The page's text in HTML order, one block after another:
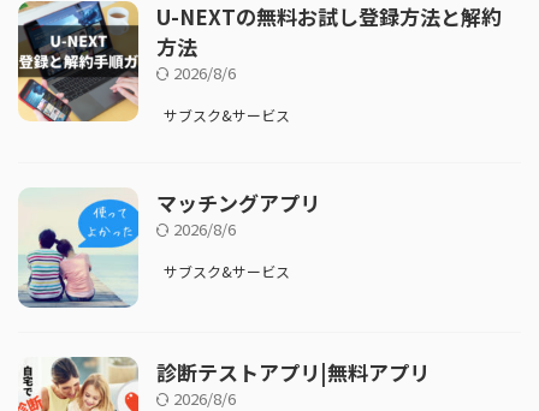
U-NEXTの無料お試し登録方法と解約
方法
2026/8/6
サブスク&サービス
マッチングアプリ
2026/8/6
サブスク&サービス
診断テストアプリ|無料アプリ
2026/8/6